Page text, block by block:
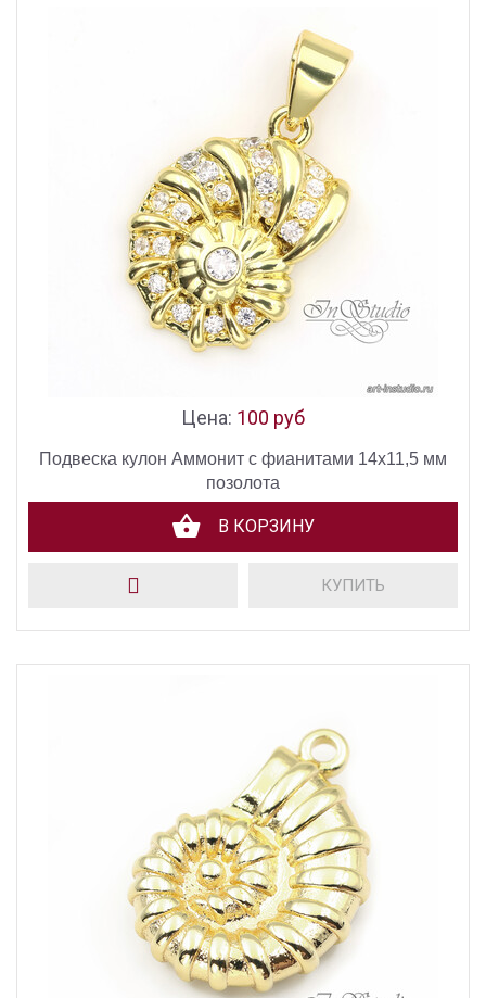
Цена: 100 руб
Подвеска кулон Аммонит с фианитами 14х11,5 мм
позолота
В КОРЗИНУ
КУПИТЬ